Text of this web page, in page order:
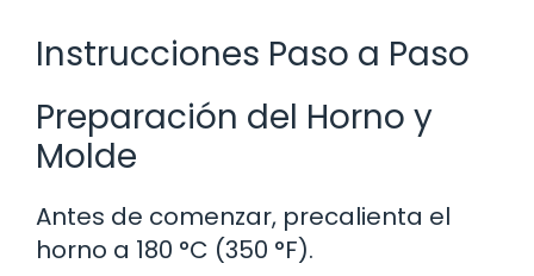
Instrucciones Paso a Paso
Preparación del Horno y
Molde
Antes de comenzar, precalienta el
horno a 180 °C (350 °F).